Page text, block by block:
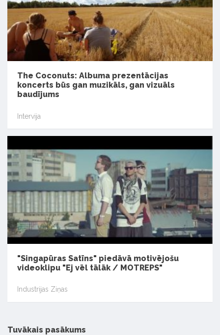
The Coconuts: Albuma prezentācijas
koncerts būs gan muzikāls, gan vizuāls
baudījums
Intervija
"Singapūras Satīns" piedāvā motivējošu
videoklipu "Ej vēl tālāk / MOTREPS"
Industrijas Ziņas
Tuvākais pasākums